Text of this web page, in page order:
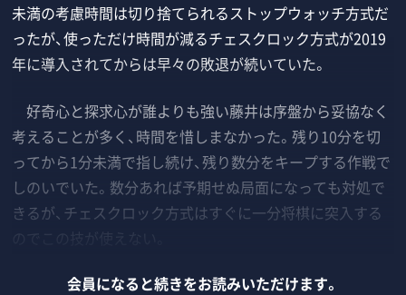
未満の考慮時間は切り捨てられるストップウォッチ方式だ
ったが、使っただけ時間が減るチェスクロック方式が2019
年に導入されてからは早々の敗退が続いていた。
好奇心と探求心が誰よりも強い藤井は序盤から妥協なく
考えることが多く、時間を惜しまなかった。残り10分を切
ってから1分未満で指し続け、残り数分をキープする作戦で
しのいでいた。数分あれば予期せぬ局面になっても対処で
きるが、チェスクロック方式はすぐに一分将棋に突入する
会員になると続きをお読みいただけます。